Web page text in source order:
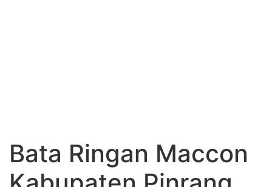
Bata Ringan Maccon